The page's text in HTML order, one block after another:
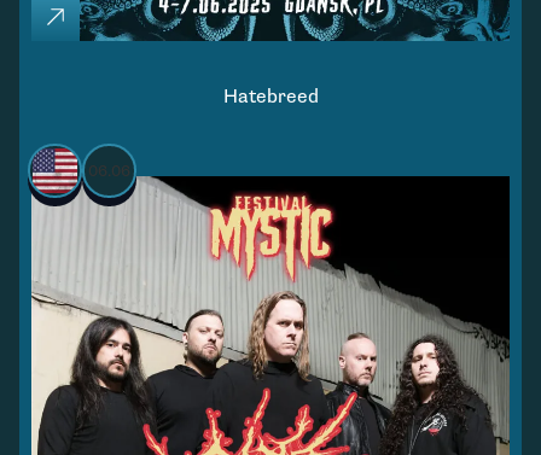
Hatebreed
06.06